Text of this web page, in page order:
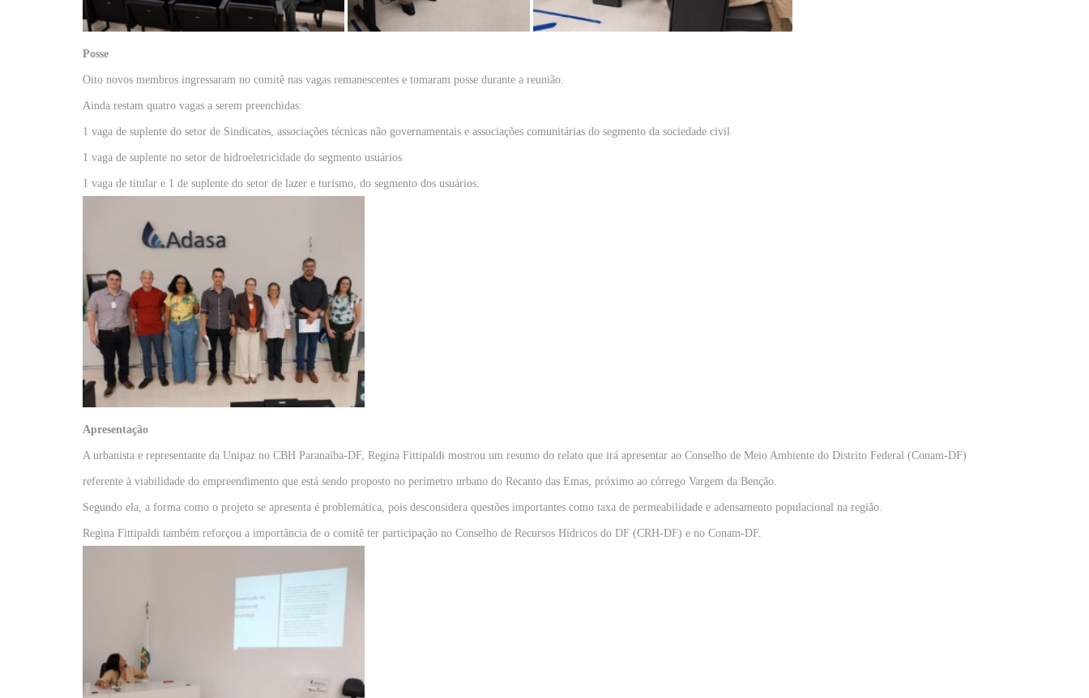
Posse
Oito novos membros ingressaram no comitê nas vagas remanescentes e tomaram posse durante a reunião.
Ainda restam quatro vagas a serem preenchidas:
1 vaga de suplente do setor de Sindicatos, associações técnicas não governamentais e associações comunitárias do segmento da sociedade civil
1 vaga de suplente no setor de hidroeletricidade do segmento usuários
1 vaga de titular e 1 de suplente do setor de lazer e turismo, do segmento dos usuários.
Apresentação
A urbanista e representante da Unipaz no CBH Paranaíba-DF, Regina Fittipaldi mostrou um resumo do relato que irá apresentar ao Conselho de Meio Ambiente do Distrito Federal (Conam-DF)
referente à viabilidade do empreendimento que está sendo proposto no perímetro urbano do Recanto das Emas, próximo ao córrego Vargem da Benção.
Segundo ela, a forma como o projeto se apresenta é problemática, pois desconsidera questões importantes como taxa de permeabilidade e adensamento populacional na região.
Regina Fittipaldi também reforçou a importância de o comitê ter participação no Conselho de Recursos Hídricos do DF (CRH-DF) e no Conam-DF.